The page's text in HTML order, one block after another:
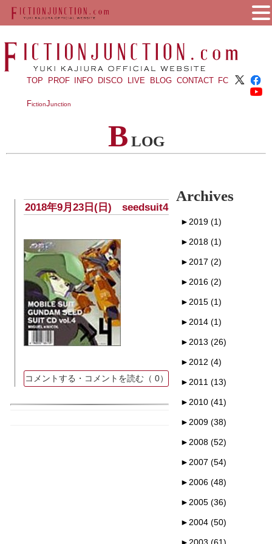
TOP PROF INFO DISCO LIVE BLOG CONTACT FC
FictionJunction
B LOG
2018年9月23日(日) seedsuit4
コメントする・コメントを読む（ 0）
Archives
► 2019 (1)
► 2018 (1)
► 2017 (2)
► 2016 (2)
► 2015 (1)
► 2014 (1)
► 2013 (26)
► 2012 (4)
► 2011 (13)
► 2010 (41)
► 2009 (38)
► 2008 (52)
► 2007 (54)
► 2006 (48)
► 2005 (36)
► 2004 (50)